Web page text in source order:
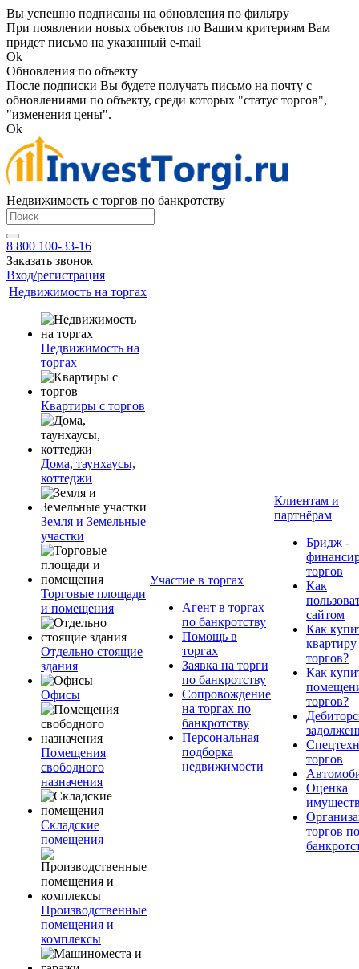
Вы успешно подписаны на обновления по фильтру
При появлении новых объектов по Вашим критериям Вам
придет письмо на указанный e-mail
Ok
Обновления по объекту
После подписки Вы будете получать письмо на почту с
обновлениями по объекту, среди которых "статус торгов",
"изменения цены".
Ok
Недвижимость с торгов по банкротству
8 800 100-33-16
Заказать звонок
Вход/регистрация
Недвижимость на торгах
Недвижимость на
торгах
Квартиры с торгов
Дома, таунхаусы,
коттеджи
Земля и Земельные
участки
Торговые площади
и помещения
Отдельно стоящие
здания
Офисы
Помещения
свободного
назначения
Складские
помещения
Производственные
помещения и
комплексы
Участие в торгах
Агент в торгах
по банкротству
Помощь в
торгах
Заявка на торги
по банкротству
Сопровождение
на торгах по
банкротству
Персональная
подборка
недвижимости
Клиентам и
партнёрам
Бридж -
торгов
Как
сайтом
Как
квартиру
торгов?
Как
торгов?
торгов
Оценка
торгов по